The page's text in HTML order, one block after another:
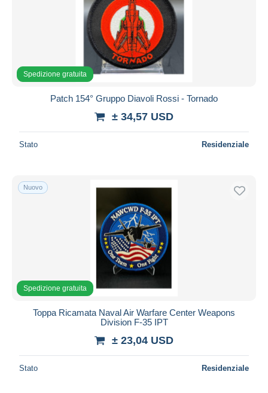
PayPal
Bonifico bancario
Mastercard
Bancontact
Residenza del venditore
Aggiorna
Spedizione gratuita
Patch 154° Gruppo Diavoli Rossi - Tornado
± 34,57 USD
Stato Residenziale
Nuovo
Spedizione gratuita
Toppa Ricamata Naval Air Warfare Center Weapons
Division F-35 IPT
± 23,04 USD
Stato Residenziale